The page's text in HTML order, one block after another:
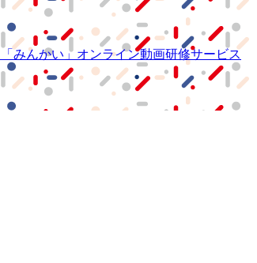
「みんかい」 オンライン動画研修サービス